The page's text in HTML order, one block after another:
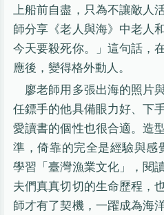
上船前自盡，只為不讓敵人
師分享《老人與海》中老人
今天要殺死你。」這句話，
應後，變得格外動人。
廖老師用多張出海的照片
任鏢手的他具備眼力好、下
愛讀書的個性也很合適。造
準，倚靠的完全是經驗與
學習「臺灣漁業文化」，閱
夫們真真切切的生命歷程，
師才有了契機，一躍成為海